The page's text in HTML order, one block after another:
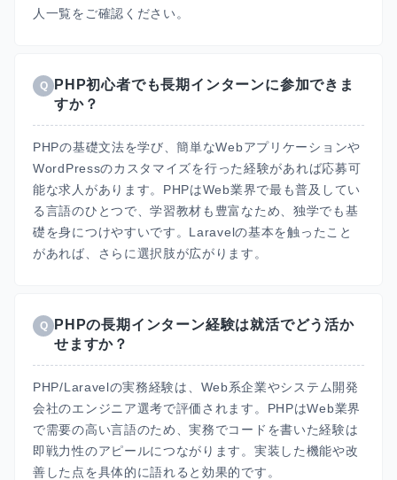
人一覧をご確認ください。
Q
PHP初心者でも長期インターンに参加できま
すか？
PHPの基礎文法を学び、簡単なWebアプリケーションや
WordPressのカスタマイズを行った経験があれば応募可
能な求人があります。PHPはWeb業界で最も普及してい
る言語のひとつで、学習教材も豊富なため、独学でも基
礎を身につけやすいです。Laravelの基本を触ったこと
があれば、さらに選択肢が広がります。
Q
PHPの長期インターン経験は就活でどう活か
せますか？
PHP/Laravelの実務経験は、Web系企業やシステム開発
会社のエンジニア選考で評価されます。PHPはWeb業界
で需要の高い言語のため、実務でコードを書いた経験は
即戦力性のアピールにつながります。実装した機能や改
善した点を具体的に語れると効果的です。